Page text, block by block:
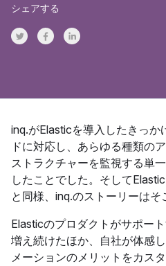
シェアする
Share on Twitter
Share on Facebook
Share on LinkedInr
inq.がElasticを導入したきっか
ドに対応し、あらゆる種類の
ストラクチャーを監視する単
したことでした。そして
と同様、inq.のストーリーはそ
Elasticのプロダクトがサポー
増え続けたほか、自社が体感
メーションのメリットをカス